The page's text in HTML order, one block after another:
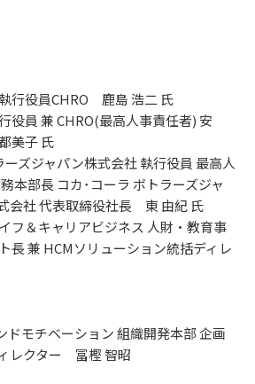
行役員CHRO 鹿島 浩二 氏
役員 兼 CHRO(最高人事責任者) 安
美子 氏
ーズジャパン株式会社 執行役員 最高人
本部長 コカ･コーラ ボトラーズジャ
会社 代表取締役社長 東 由紀 氏
フ＆キャリアビジネス 人財・教育事
長 兼 HCMソリューション統括ディレ
ドモチベーション 組織開発本部 企画
レクター 冨樫 智昭